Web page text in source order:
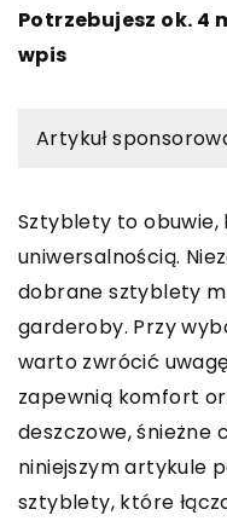
Potrzebujesz ok. 4
wpis
Artykuł
Sztyblety to obuwie,
uniwersalnością.
dobrane sztyblety
garderoby. Przy
warto zwrócić
zapewnią komfort
deszczowe, śnieżne
niniejszym artykule
sztyblety, które